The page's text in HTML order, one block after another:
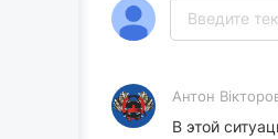
Антон
В этой